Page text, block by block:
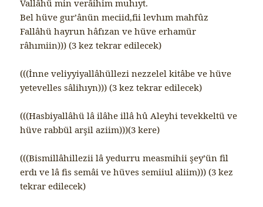
Vallâhü min verâihim muhıyt.
Bel hüve gur’ânün meciid,fii levhım mahfûz
Fallâhü hayrun hâfızan ve hüve erhamür
râhımiin))) (3 kez tekrar edilecek)
(((İnne veliyyiyallâhüllezi nezzelel kitâbe ve hüve
yetevelles sâlihıyn))) (3 kez tekrar edilecek)
(((Hasbiyallâhü lâ ilâhe illâ hû Aleyhi tevekkeltü ve
hüve rabbül arşil aziim)))(3 kere)
(((Bismillâhillezii lâ yedurru measmihii şey’ün fil
erdı ve lâ fis semâi ve hüves semiiul aliim))) (3 kez
tekrar edilecek)